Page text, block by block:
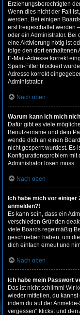
Erziehungsberechtigten
Wenn dies nicht der Fall
werden. Bei einigen
erst freigeschaltet werden
oder ein Administrator. Bei
eine Aktivierung nötig ist
folge den dort enthaltenen
E-Mail-Adresse korrekt
Spam-Filter blockiert
Adresse korrekt
Administrator.
Nach oben
Warum kann ich mich
Dafür gibt es viele
Benutzername und dein
wende dich an einen
nicht gesperrt wurdest. Es
Konfigurationsproblem mit
Administrator lösen muss.
Nach oben
Ich habe mich vor
anmelden?!
Es kann sein, dass ein
verschieden Gründen
viele Boards regelmäßig
geschrieben haben, um
dich einfach erneut und
Nach oben
Ich habe mein Passwort
Das ist nicht schlimm! Wir
wieder mitteilen, du
indem du auf der
vergessen“ klickst und